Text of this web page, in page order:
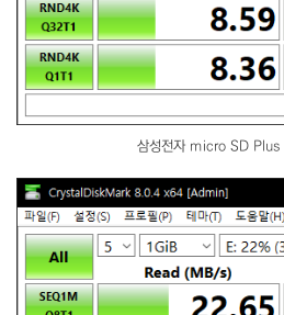
삼성전자 micro SD